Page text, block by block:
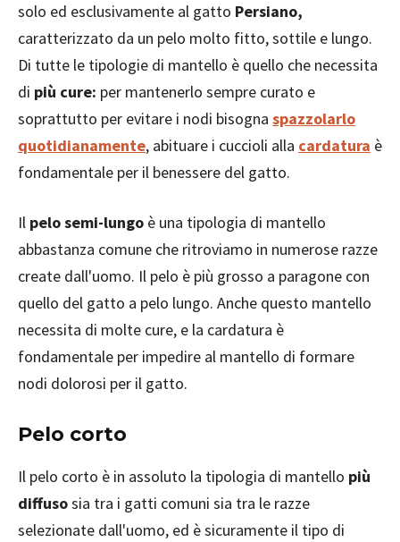
solo ed esclusivamente al gatto Persiano,
caratterizzato da un pelo molto fitto, sottile e lungo.
Di tutte le tipologie di mantello è quello che necessita
di più cure: per mantenerlo sempre curato e
soprattutto per evitare i nodi bisogna spazzolarlo
quotidianamente, abituare i cuccioli alla cardatura è
fondamentale per il benessere del gatto.
Il pelo semi-lungo è una tipologia di mantello
abbastanza comune che ritroviamo in numerose razze
create dall'uomo. Il pelo è più grosso a paragone con
quello del gatto a pelo lungo. Anche questo mantello
necessita di molte cure, e la cardatura è
fondamentale per impedire al mantello di formare
nodi dolorosi per il gatto.
Pelo corto
Il pelo corto è in assoluto la tipologia di mantello più
diffusosia tra i gatti comuni sia tra le razze
selezionate dall'uomo, ed è sicuramente il tipo di